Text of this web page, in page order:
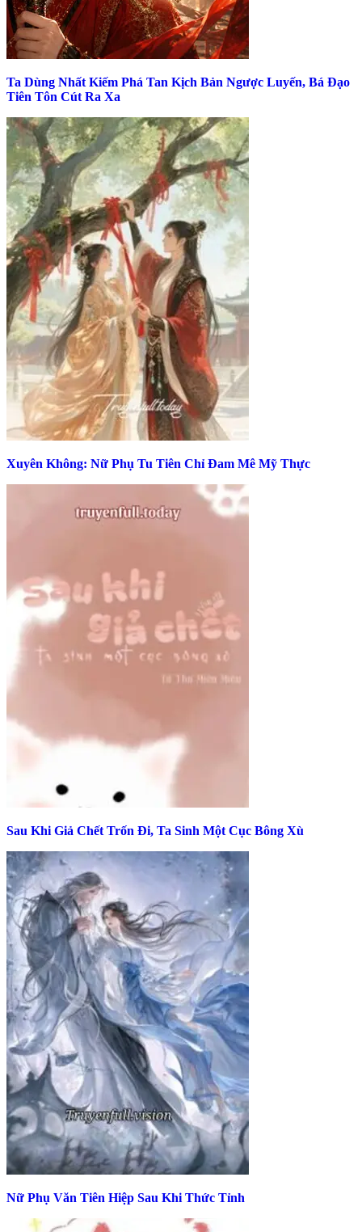
Ta Dùng Nhất Kiếm Phá Tan Kịch Bản Ngược Luyến, Bá Đạo
Tiên Tôn Cút Ra Xa
Xuyên Không: Nữ Phụ Tu Tiên Chỉ Đam Mê Mỹ Thực
Sau Khi Giả Chết Trốn Đi, Ta Sinh Một Cục Bông Xù
Nữ Phụ Văn Tiên Hiệp Sau Khi Thức Tỉnh